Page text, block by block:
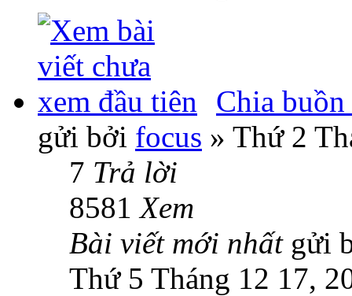
Chia
gửi bởi focus » Thứ 2
7 Trả lời
8581Xem
Bài viết mới nhất gửi
Thứ 5 Tháng 12 17,